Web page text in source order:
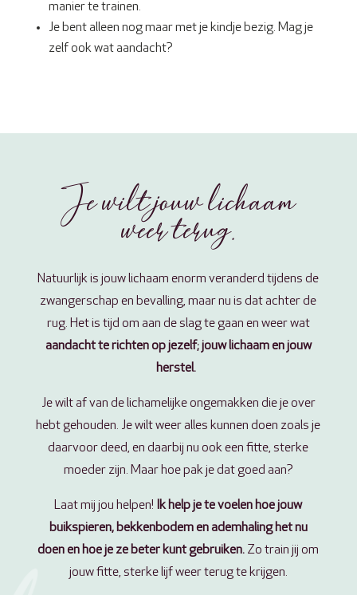
manier te trainen.
Je bent alleen nog maar met je kindje bezig. Mag je
zelf ook wat aandacht?
Je wilt jouw lichaam
weer terug.
Natuurlijk is jouw lichaam enorm veranderd tijdens de
zwangerschap en bevalling, maar nu is dat achter de
rug. Het is tijd om aan de slag te gaan en weer wat
aandacht te richten op jezelf; jouw lichaam en jouw
herstel.
Je wilt af van de lichamelijke ongemakken die je over
hebt gehouden. Je wilt weer alles kunnen doen zoals je
daarvoor deed, en daarbij nu ook een fitte, sterke
moeder zijn. Maar hoe pak je dat goed aan?
Laat mij jou helpen!
Ik help je te voelen hoe jouw
buikspieren, bekkenbodem en ademhaling het nu
doen en hoe je ze beter kunt gebruiken. Zo train jij om
jouw fitte, sterke lijf weer terug te krijgen.